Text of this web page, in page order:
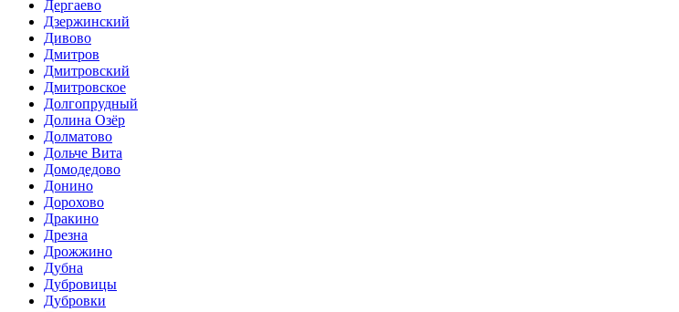
Дергаево
Дзержинский
Дивово
Дмитров
Дмитровский
Дмитровское
Долгопрудный
Долина Озёр
Долматово
Дольче Вита
Домодедово
Донино
Дорохово
Дракино
Дрезна
Дрожжино
Дубна
Дубровицы
Дубровки